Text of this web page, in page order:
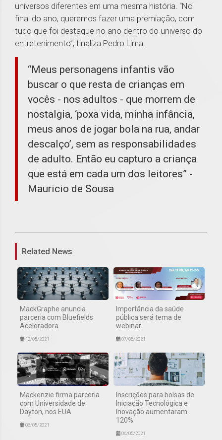
universos diferentes em uma mesma história. “No
final do ano, queremos fazer uma premiação, com
tudo que foi destaque no ano dentro do universo do
entretenimento”, finaliza Pedro Lima.
“Meus personagens infantis vão
buscar o que resta de crianças em
vocês - nos adultos - que morrem de
nostalgia, ‘poxa vida, minha infância,
meus anos de jogar bola na rua, andar
descalço’, sem as responsabilidades
de adulto. Então eu capturo a criança
que está em cada um dos leitores” -
Mauricio de Sousa
Related News
MackGraphe anuncia
parceria com Bluefields
Aceleradora
13/05/2021
Importância da saúde
pública será tema de
webinar
07/05/2021
Mackenzie firma parceria
com Universidade de
Dayton, nos EUA
06/05/2021
Inscrições para bolsas de
Iniciação Tecnológica e
Inovação aumentaram
120%
06/05/2021